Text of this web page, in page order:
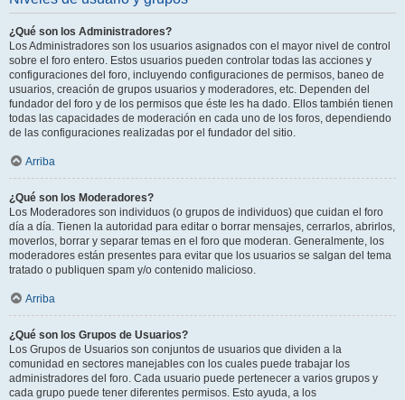
¿Qué son los Administradores?
Los Administradores son los usuarios asignados con el mayor nivel de control
sobre el foro entero. Estos usuarios pueden controlar todas las acciones y
configuraciones del foro, incluyendo configuraciones de permisos, baneo de
usuarios, creación de grupos usuarios y moderadores, etc. Dependen del
fundador del foro y de los permisos que éste les ha dado. Ellos también tienen
todas las capacidades de moderación en cada uno de los foros, dependiendo
de las configuraciones realizadas por el fundador del sitio.
Arriba
¿Qué son los Moderadores?
Los Moderadores son individuos (o grupos de individuos) que cuidan el foro
día a día. Tienen la autoridad para editar o borrar mensajes, cerrarlos, abrirlos,
moverlos, borrar y separar temas en el foro que moderan. Generalmente, los
moderadores están presentes para evitar que los usuarios se salgan del tema
tratado o publiquen spam y/o contenido malicioso.
Arriba
¿Qué son los Grupos de Usuarios?
Los Grupos de Usuarios son conjuntos de usuarios que dividen a la
comunidad en sectores manejables con los cuales puede trabajar los
administradores del foro. Cada usuario puede pertenecer a varios grupos y
cada grupo puede tener diferentes permisos. Esto ayuda, a los